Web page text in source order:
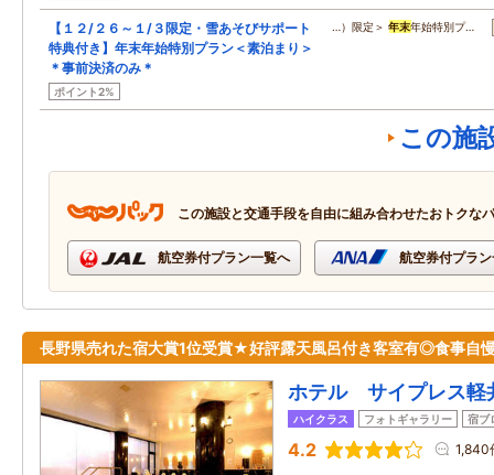
【１２/２６～１/３限定・雪あそびサポート
特典付き】年末年始特別プラン＜素泊まり＞
＊事前決済のみ＊
ポイント2%
…）限定＞年末年始特別プ…
この施
この施設と交通手段を自由に組み合わせたおトクな
航空券付プラン一覧へ 航空券付プラ
長野県売れた宿大賞1位受賞★好評露天風呂付き客室有◎食事自
ホテル サイプレス軽
ハイクラス フォトギャラリー 宿ブ
4.2 1,840